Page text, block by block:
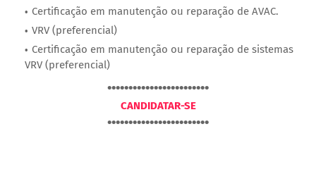
Certificação em manutenção ou reparação de AVAC.
VRV (preferencial)
Certificação em manutenção ou reparação de sistemas
VRV (preferencial)
••••••••••••••••••••••••
CANDIDATAR-SE
••••••••••••••••••••••••